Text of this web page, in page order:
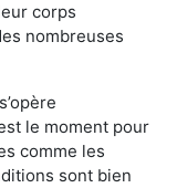
corps
nombreuses
le moment pour
comme les
sont bien